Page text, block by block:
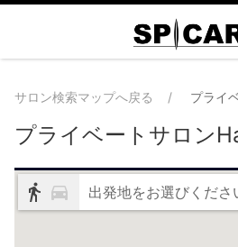
サロン検索マップへ戻る プライ
プライベートサロン
出発地をお選びくださ